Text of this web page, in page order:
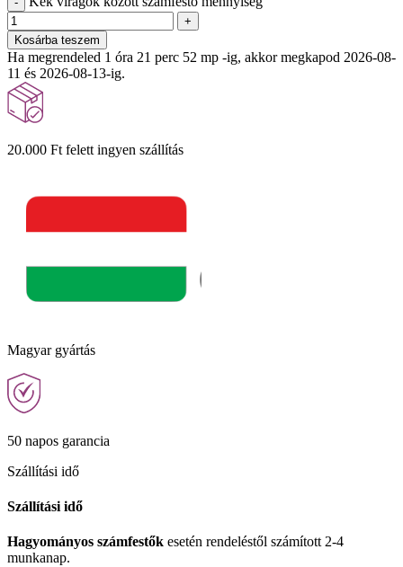
+
Kosárba teszem
Ha megrendeled 1 óra 21 perc 50 mp -ig, akkor megkapod 2026-08-
11 és 2026-08-13-ig.
20.000 Ft felett ingyen szállítás
Magyar gyártás
50 napos garancia
Szállítási idő
Szállítási idő
Hagyományos számfestők esetén rendeléstől számított 2-4
munkanap.